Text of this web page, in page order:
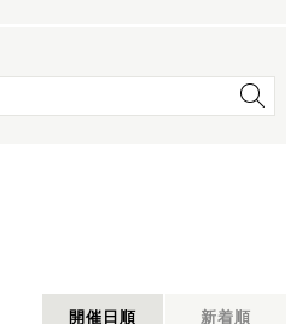
開催日順 新着順